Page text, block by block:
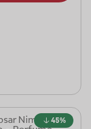
45%